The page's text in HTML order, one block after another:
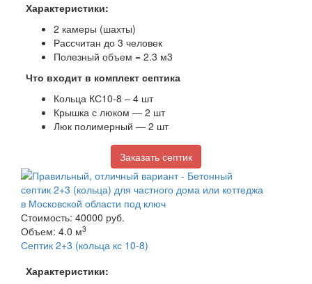
Характеристики:
2 камеры (шахты)
Рассчитан до 3 человек
Полезный объем = 2.3 м3
Что входит в комплект септика
Кольца КС10-8 – 4 шт
Крышка с люком — 2 шт
Люк полимерный — 2 шт
Заказать септик
Стоимость: 40000 руб.
Объем: 4.0 м3
Септик 2+3 (кольца кс 10-8)
Характеристики: